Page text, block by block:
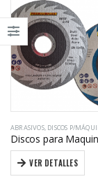
ABRASIVOS, DISCOS P/MÁQUINAS
VER DETALLES